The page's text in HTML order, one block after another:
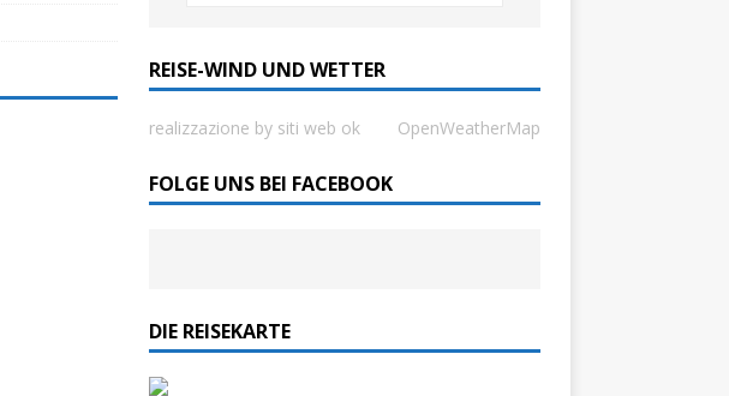
REISE-WIND UND WETTER
realizzazione by siti web ok OpenWeatherMap
FOLGE UNS BEI FACEBOOK
DIE REISEKARTE